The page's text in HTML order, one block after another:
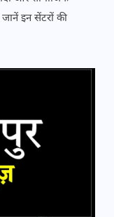
जानें इन सेंटरों की